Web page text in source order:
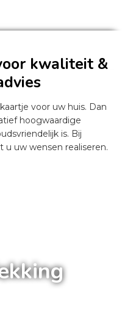
kwaliteit &
voor uw huis. Dan
hoogwaardige
is. Bij
uw wensen realiseren.